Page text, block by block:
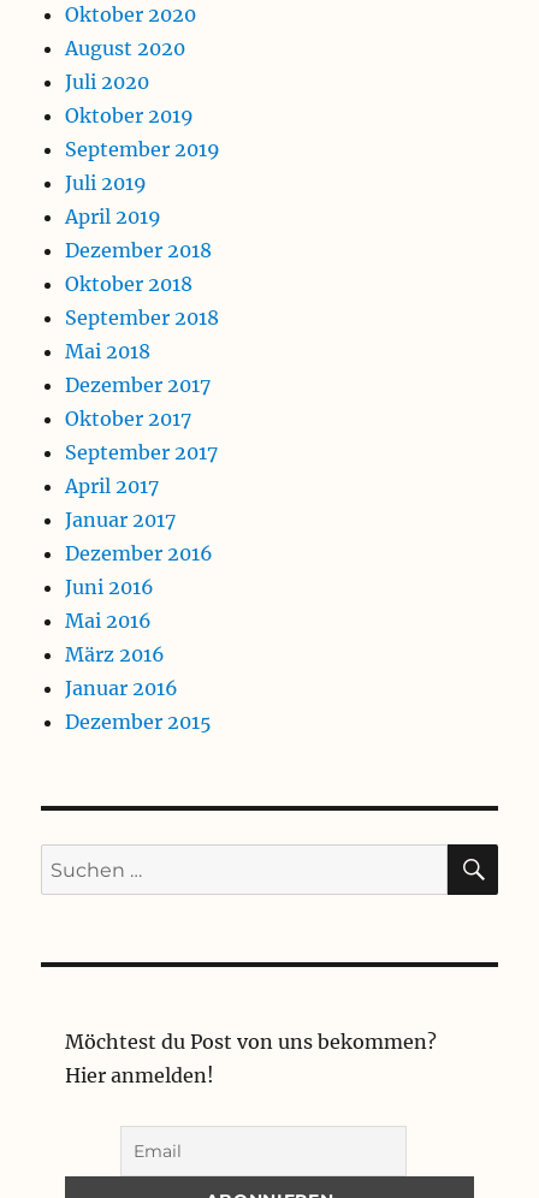
Oktober 2020
August 2020
Juli 2020
Oktober 2019
September 2019
Juli 2019
April 2019
Dezember 2018
Oktober 2018
September 2018
Mai 2018
Dezember 2017
Oktober 2017
September 2017
April 2017
Januar 2017
Dezember 2016
Juni 2016
Mai 2016
März 2016
Januar 2016
Dezember 2015
Suchen
nach:
Möchtest du Post von uns bekommen?
Hier anmelden!